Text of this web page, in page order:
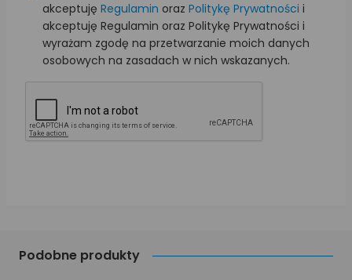
Podobne produkty
akceptuję Regulamin oraz Politykę Prywatności i
akceptuję Regulamin oraz Politykę Prywatności i
wyrażam zgodę na przetwarzanie moich danych
osobowych na zasadach w nich wskazanych.